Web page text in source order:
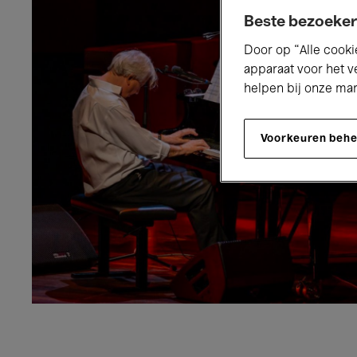
Beste
Door op “Alle
apparaat voor het
helpen bij onze
Voorkeuren